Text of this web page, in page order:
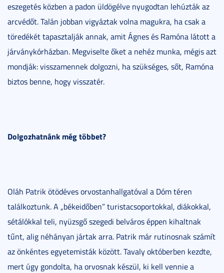
eszegetés közben a padon üldögélve nyugodtan lehúzták az
arcvédőt. Talán jobban vigyáztak volna magukra, ha csak a
töredékét tapasztalják annak, amit Ágnes és Ramóna látott a
járványkórházban. Megviselte őket a nehéz munka, mégis azt
mondják: visszamennek dolgozni, ha szükséges, sőt, Ramóna
biztos benne, hogy visszatér.
Dolgozhatnánk még többet?
Oláh Patrik ötödéves orvostanhallgatóval a Dóm téren
találkoztunk. A „békeidőben” turistacsoportokkal, diákokkal,
sétálókkal teli, nyüzsgő szegedi belváros éppen kihaltnak
tűnt, alig néhányan jártak arra. Patrik már rutinosnak számít
az önkéntes egyetemisták között. Tavaly októberben kezdte,
mert úgy gondolta, ha orvosnak készül, ki kell vennie a